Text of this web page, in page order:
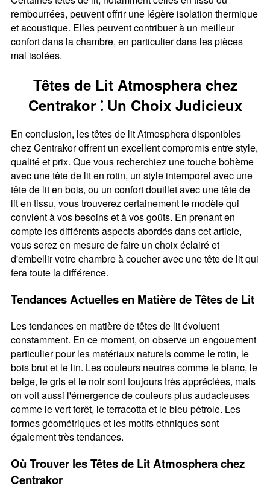
rembourrées, peuvent offrir une légère isolation thermique
et acoustique. Elles peuvent contribuer à un meilleur
confort dans la chambre, en particulier dans les pièces
mal isolées.
Têtes de Lit Atmosphera chez
Centrakor ⁚ Un Choix Judicieux
En conclusion, les têtes de lit Atmosphera disponibles
chez Centrakor offrent un excellent compromis entre style,
qualité et prix. Que vous recherchiez une touche bohème
avec une tête de lit en rotin, un style intemporel avec une
tête de lit en bois, ou un confort douillet avec une tête de
lit en tissu, vous trouverez certainement le modèle qui
convient à vos besoins et à vos goûts. En prenant en
compte les différents aspects abordés dans cet article,
vous serez en mesure de faire un choix éclairé et
d'embellir votre chambre à coucher avec une tête de lit qui
fera toute la différence.
Tendances Actuelles en Matière de Têtes de Lit
Les tendances en matière de têtes de lit évoluent
constamment. En ce moment, on observe un engouement
particulier pour les matériaux naturels comme le rotin, le
bois brut et le lin. Les couleurs neutres comme le blanc, le
beige, le gris et le noir sont toujours très appréciées, mais
on voit aussi l'émergence de couleurs plus audacieuses
comme le vert forêt, le terracotta et le bleu pétrole. Les
formes géométriques et les motifs ethniques sont
également très tendances.
Où Trouver les Têtes de Lit Atmosphera chez
Centrakor